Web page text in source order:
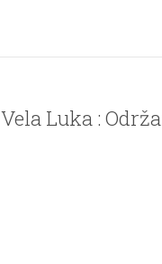
Vela Luka :